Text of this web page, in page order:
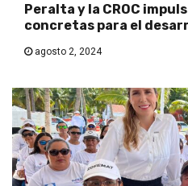
Peralta y la CROC
concretas para el
agosto 2, 2024